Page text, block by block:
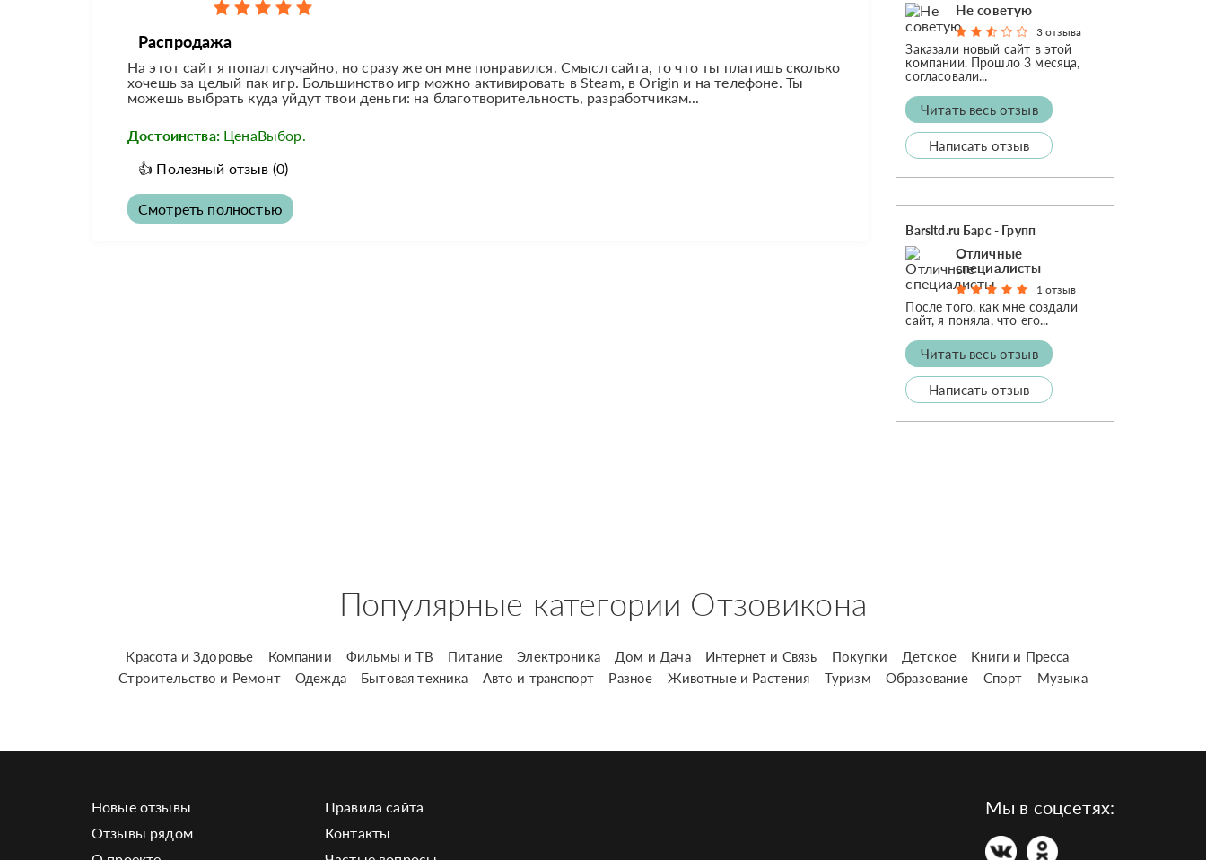
Распродажа
На этот сайт я попал случайно, но сразу же он мне понравился. Смысл сайта, то что ты платишь сколько
хочешь за целый пак игр. Большинство игр можно активировать в Steam, в Origin и на телефоне. Ты
можешь выбрать куда уйдут твои деньги: на благотворительность, разработчикам...
Достоинства: ЦенаВыбор.
👍 Полезный отзыв (0)
Смотреть полностью
Не советую
3 отзыва
Заказали новый сайт в этой
компании. Прошло 3 месяца,
согласовали...
Читать весь отзыв
Написать отзыв
Barsltd.ru Барс - Групп
Отличные
специалисты
1 отзыв
После того, как мне создали
сайт, я поняла, что его...
Читать весь отзыв
Написать отзыв
Популярные категории Отзовикона
Красота и Здоровье Компании Фильмы и ТВ Питание Электроника Дом и Дача Интернет и Связь Покупки Детское
Книги и Пресса
Строительство и Ремонт
Одежда Бытовая техника Авто и транспорт Разное Животные и Растения Туризм Образование Спорт Музыка
Новые отзывы
Отзывы рядом
Правила сайта
Контакты
Мы в соцсетях: